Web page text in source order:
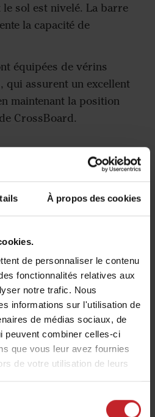
À propos des cookies
de personnaliser le contenu
fonctionnalités relatives aux
notre trafic. Nous
informations sur l'utilisation de
de médias sociaux, de
peuvent combiner celles-ci
que vous leur avez fournies
de votre utilisation de leurs
sol est nivelé. La barre
la capacité de
équipées de vérins
qui assurent un excellent
maintenant la position
CrossBoard.
lames SingleKnife ou
CrossBoard Heavy, le
amélioré. Les lames
les agrégats de terre à
de réduire leur taille,
cassent la surface
d'un travail intense